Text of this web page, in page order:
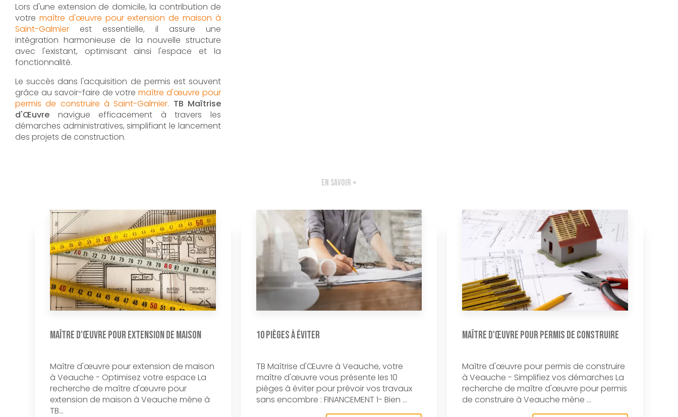
Lors d'une extension de domicile, la contribution de
votre maître d'œuvre pour extension de maison à
Saint-Galmier est essentielle, il assure une
intégration harmonieuse de la nouvelle structure
avec l'existant, optimisant ainsi l'espace et la
fonctionnalité.
Le succès dans l'acquisition de permis est souvent
grâce au savoir-faire de votremaître d'œuvre pour
permis de construire à Saint-Galmier. TB Maîtrise
d'Œuvre navigue efficacement à travers les
démarches administratives, simplifiant le lancement
des projets de construction.
En savoir +
Maître d'œuvre pour extension de maison
Maître d'œuvre pour extension de maison
à Veauche - Optimisez votre espace La
recherche de maître d'œuvre pour
extension de maison à Veauche mène à
TB...
10 pièges à éviter
TB Maîtrise d'Œuvre à Veauche, votre
maître d'œuvre vous présente les 10
pièges à éviter pour prévoir vos travaux
sans encombre : FINANCEMENT 1- Bien ...
Maître d'œuvre pour permis de construire
Maître d'œuvre pour permis de construire
à Veauche - Simplifiez vos démarches La
recherche de maître d'œuvre pour permis
de construire à Veauche mène ...